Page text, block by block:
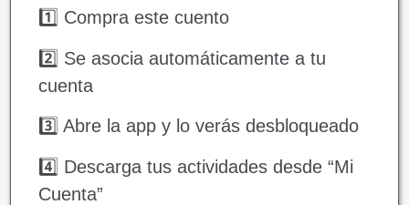
1️⃣ Compra este cuento
2️⃣ Se asocia automáticamente a tu
cuenta
3️⃣ Abre la app y lo verás desbloqueado
4️⃣ Descarga tus actividades desde “Mi
Cuenta”